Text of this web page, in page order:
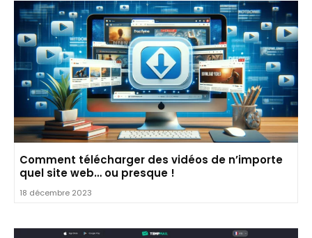
Comment télécharger des vidéos de n’importe
quel site web… ou presque !
18 décembre 2023